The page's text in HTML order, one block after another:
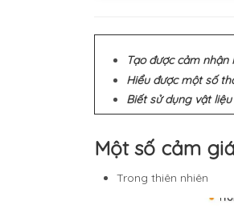
Tạo được cảm
Hiểu được một số
Biết sử dụng vật
Một số cảm
Trong thiên nhiên